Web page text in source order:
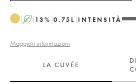
A 13% 0.75 L INTENSITÀ
Maggiori informazioni
LA CUVÉE